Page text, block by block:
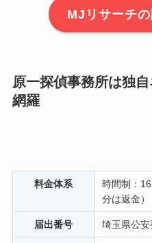
MJリサーチ
原一探偵事務所は独
網羅
料金体系
時間制：
分は返金）
届出番号 埼玉県公